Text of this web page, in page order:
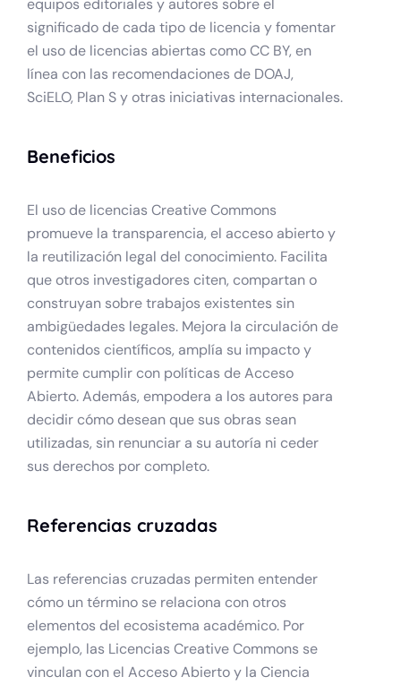
equipos editoriales y autores sobre el
significado de cada tipo de licencia y fomentar
el uso de licencias abiertas como CC BY, en
línea con las recomendaciones de DOAJ,
SciELO, Plan S y otras iniciativas internacionales.
Beneficios
El uso de licencias Creative Commons
promueve la transparencia, el acceso abierto y
la reutilización legal del conocimiento. Facilita
que otros investigadores citen, compartan o
construyan sobre trabajos existentes sin
ambigüedades legales. Mejora la circulación de
contenidos científicos, amplía su impacto y
permite cumplir con políticas de Acceso
Abierto. Además, empodera a los autores para
decidir cómo desean que sus obras sean
utilizadas, sin renunciar a su autoría ni ceder
sus derechos por completo.
Referencias cruzadas
Las referencias cruzadas permiten entender
cómo un término se relaciona con otros
elementos del ecosistema académico. Por
ejemplo, las Licencias Creative Commons se
vinculan con el Acceso Abierto y la Ciencia